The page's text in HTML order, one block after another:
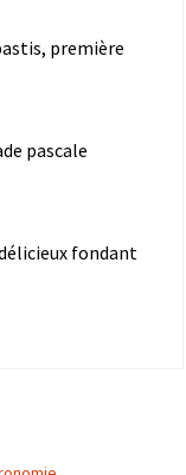
première
pascale
fondant